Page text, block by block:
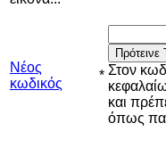
Νέος
κωδικός
*
Πρότεινε
Στον
και
όπως